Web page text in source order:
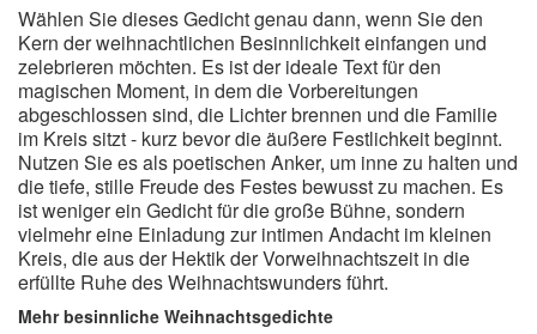
Wählen Sie dieses Gedicht genau dann, wenn Sie den
Kern der weihnachtlichen Besinnlichkeit einfangen und
zelebrieren möchten. Es ist der ideale Text für den
magischen Moment, in dem die Vorbereitungen
abgeschlossen sind, die Lichter brennen und die Familie
im Kreis sitzt - kurz bevor die äußere Festlichkeit beginnt.
Nutzen Sie es als poetischen Anker, um inne zu halten und
die tiefe, stille Freude des Festes bewusst zu machen. Es
ist weniger ein Gedicht für die große Bühne, sondern
vielmehr eine Einladung zur intimen Andacht im kleinen
Kreis, die aus der Hektik der Vorweihnachtszeit in die
erfüllte Ruhe des Weihnachtswunders führt.
Mehr besinnliche Weihnachtsgedichte